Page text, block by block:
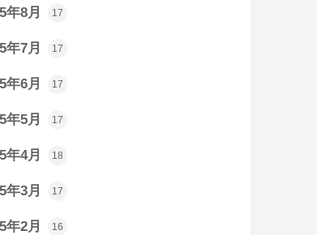
年8月 17
年7月 17
年6月 17
年5月 17
年4月 18
年3月 17
年2月 16